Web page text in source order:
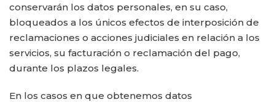
conservarán los datos personales, en su caso,
bloqueados a los únicos efectos de interposición de
reclamaciones o acciones judiciales en relación a los
servicios, su facturación o reclamación del pago,
durante los plazos legales.
En los casos en que obtenemos datos